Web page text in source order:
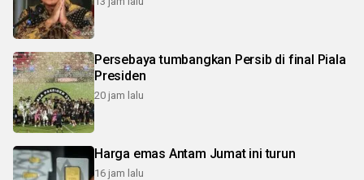
Persebaya tumbangkan Persib di final Piala
Presiden
20 jam lalu
Harga emas Antam Jumat ini turun
16 jam lalu